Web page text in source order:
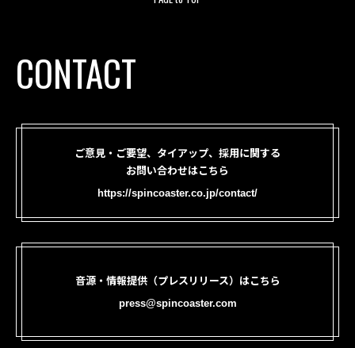
CONTACT
ご意見・ご要望、タイアップ、採用に関する
お問い合わせはこちら
https://spincoaster.co.jp/contact/
音源・情報提供（プレスリリース）はこちら
press@spincoaster.com